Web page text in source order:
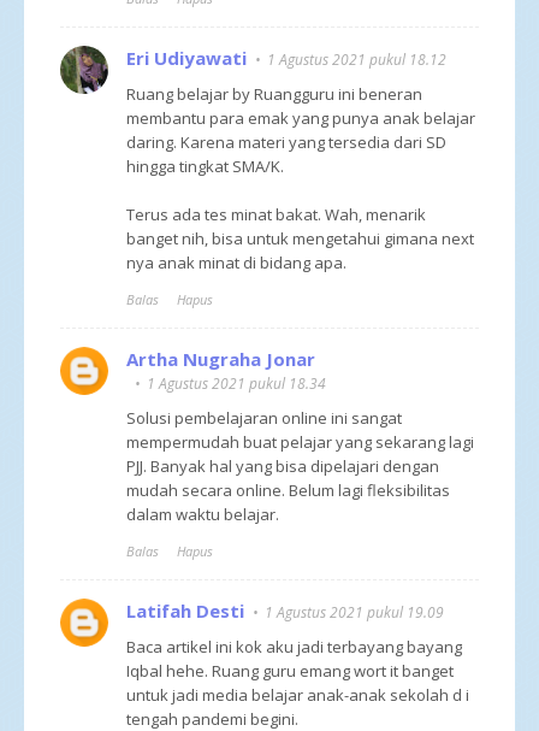
Eri Udiyawati 1 Agustus 2021 pukul 18.12
Ruang belajar by Ruangguru ini beneran
membantu para emak yang punya anak belajar
daring. Karena materi yang tersedia dari SD
hingga tingkat SMA/K.
Terus ada tes minat bakat. Wah, menarik
banget nih, bisa untuk mengetahui gimana next
nya anak minat di bidang apa.
Balas Hapus
Artha Nugraha Jonar
1 Agustus 2021 pukul 18.34
Solusi pembelajaran online ini sangat
mempermudah buat pelajar yang sekarang lagi
PJJ. Banyak hal yang bisa dipelajari dengan
mudah secara online. Belum lagi fleksibilitas
dalam waktu belajar.
Balas Hapus
Latifah Desti 1 Agustus 2021 pukul 19.09
Baca artikel ini kok aku jadi terbayang bayang
Iqbal hehe. Ruang guru emang wort it banget
untuk jadi media belajar anak-anak sekolah d i
tengah pandemi begini.